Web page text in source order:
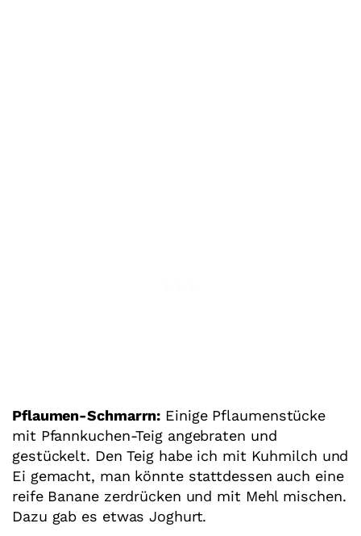
Pflaumen-Schmarrn: Einige Pflaumenstücke
mit Pfannkuchen-Teig angebraten und
gestückelt. Den Teig habe ich mit Kuhmilch und
Ei gemacht, man könnte stattdessen auch eine
reife Banane zerdrücken und mit Mehl mischen.
Dazu gab es etwas Joghurt.